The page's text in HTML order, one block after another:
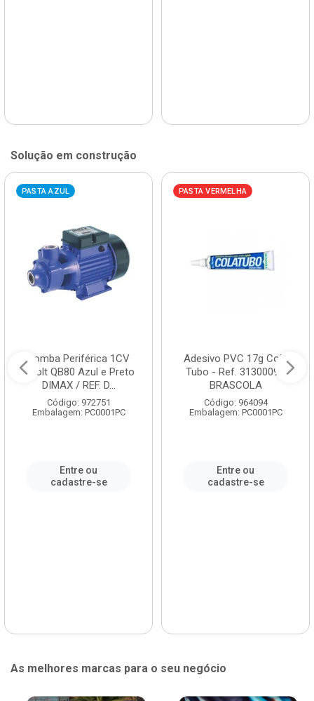
Solução em construção
PASTA AZUL
Bomba Periférica 1CV
Bivolt QB80 Azul e Preto
DIMAX / REF. D...
Código: 972751
Embalagem: PC0001PC
Entre ou
cadastre-se
PASTA VERMELHA
Adesivo PVC 17g Cola
Tubo - Ref. 3130009 -
BRASCOLA
Código: 964094
Embalagem: PC0001PC
Entre ou
cadastre-se
As melhores marcas para o seu negócio